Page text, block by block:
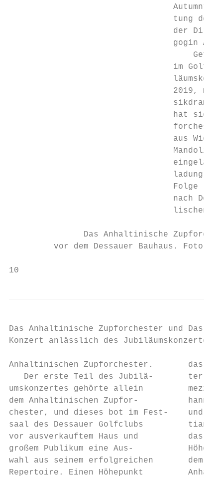
Autumn“.
tung des
der
gogin
im
2019,
hat sich
aus
ladung
Folge
nach
lischen
Das Anhaltinische
vor dem Dessauer Bauhaus. Foto:
10
Das Anhaltinische Zupforchester und Das
Konzert anlässlich des Jubiläumskonzertes
Anhaltinischen Zupforchester.       das
Der erste Teil des Jubilä-       ter
umskonzertes gehörte allein         mezzo
dem Anhaltinischen Zupfor-          hann
chester, und dieses bot im Fest-    und die
saal des Dessauer Golfclubs         tian
vor ausverkauftem Haus und          das
großem Publikum eine Aus-
wahl aus seinem erfolgreichen       dem
Repertoire. Einen Höhepunkt